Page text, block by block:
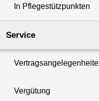
In Pflegestützpunkten
Service
Vergütung